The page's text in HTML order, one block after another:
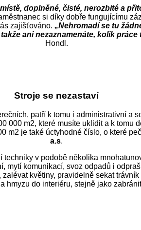
doplněné, čisté, nerozbité a
si díky dobře fungujícímu
zajišťováno. „Nehromadí se tu
ani nezaznamenáte, kolik
Hondl.
Stroje se nezastaví
patří k tomu i administrativní a
000 m2, které musíte uklidit a k
je také úctyhodné číslo, o které
a.s.
v podobě několika
mytí komunikací, svoz odpadů i
květiny, pravidelně sekat
hmyzu do interiéru, stejně jako